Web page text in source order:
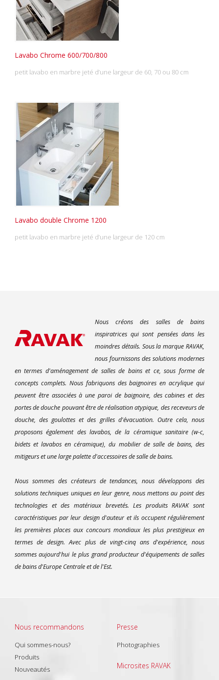
Lavabo Chrome 600/700/800
petit lavabo en marbre jeté d’une largeur de 60, 70 ou 80 cm
Lavabo double Chrome 1200
petit lavabo en marbre jeté d’une largeur de 120 cm
Nous créons des salles de bains
inspiratrices qui sont pensées dans les
moindres détails. Sous la marque RAVAK,
nous fournissons des solutions modernes
en termes d'aménagement de salles de bains et ce, sous forme de
concepts complets. Nous fabriquons des baignoires en acrylique qui
peuvent être associées à une paroi de baignoire, des cabines et des
portes de douche pouvant être de réalisation atypique, des receveurs de
douche, des goulottes et des grilles d'évacuation. Outre cela, nous
proposons également des lavabos, de la céramique sanitaire (w-c,
bidets et lavabos en céramique), du mobilier de salle de bains, des
mitigeurs et une large palette d'accessoires de salle de bains.
Nous sommes des créateurs de tendances, nous développons des
solutions techniques uniques en leur genre, nous mettons au point des
technologies et des matériaux brevetés. Les produits RAVAK sont
caractéristiques par leur design d'auteur et ils occupent régulièrement
les premières places aux concours mondiaux les plus prestigieux en
termes de design. Avec plus de vingt-cinq ans d'expérience, nous
sommes aujourd'hui le plus grand producteur d'équipements de salles
de bains d'Europe Centrale et de l'Est.
Nous recommandons
Qui sommes-nous?
Produits
Nouveautés
Presse
Photographies
Microsites RAVAK